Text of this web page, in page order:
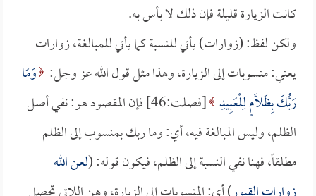
كانت الزيارة قليلة فإن ذلك لا بأس به.
ولكن لفظ: (زوارات) يأتي للنسبة كما يأتي للمبالغة، زوارات
يعني: منسوبات إلى الزيارة، وهذا مثل قول الله عز وجل: وَمَا
رَبُّكَ بِظَلَّامٍ لِلْعَبِيدِ
[فصلت:46] فإن المقصود هو: نفي أصل
الظلم، وليس المبالغة فيه، أي: وما ربك بمنسوب إلى الظلم
مطلقاً، فهنا نفي النسبة إلى الظلم، فيكون قوله: (لعن الله